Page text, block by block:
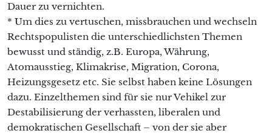
Dauer zu vernichten.
* Um dies zu vertuschen, missbrauchen und wechseln
Rechtspopulisten die unterschiedlichsten Themen
bewusst und ständig, z.B. Europa, Währung,
Atomausstieg, Klimakrise, Migration, Corona,
Heizungsgesetz etc. Sie selbst haben keine Lösungen
dazu. Einzelthemen sind für sie nur Vehikel zur
Destabilisierung der verhassten, liberalen und
demokratischen Gesellschaft – von der sie aber